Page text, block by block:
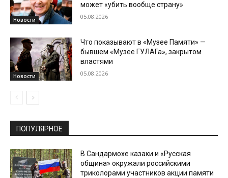
Новости
может «убить вообще страну»
05.08.2026
Новости
Что показывают в «Музее Памяти» —
бывшем «Музее ГУЛАГа», закрытом
властями
05.08.2026
ПОПУЛЯРНОЕ
В Сандармохе казаки и «Русская
община» окружали российскими
триколорами участников акции памяти